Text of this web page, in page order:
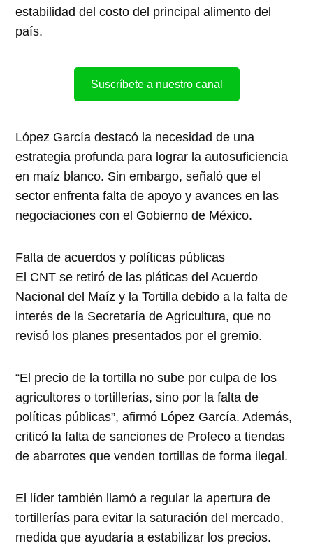
estabilidad del costo del principal alimento del
país.
Suscríbete a nuestro canal
López García destacó la necesidad de una
estrategia profunda para lograr la autosuficiencia
en maíz blanco. Sin embargo, señaló que el
sector enfrenta falta de apoyo y avances en las
negociaciones con el Gobierno de México.
Falta de acuerdos y políticas públicas
El CNT se retiró de las pláticas del Acuerdo
Nacional del Maíz y la Tortilla debido a la falta de
interés de la Secretaría de Agricultura, que no
revisó los planes presentados por el gremio.
“El precio de la tortilla no sube por culpa de los
agricultores o tortillerías, sino por la falta de
políticas públicas”, afirmó López García. Además,
criticó la falta de sanciones de Profeco a tiendas
de abarrotes que venden tortillas de forma ilegal.
El líder también llamó a regular la apertura de
tortillerías para evitar la saturación del mercado,
medida que ayudaría a estabilizar los precios.